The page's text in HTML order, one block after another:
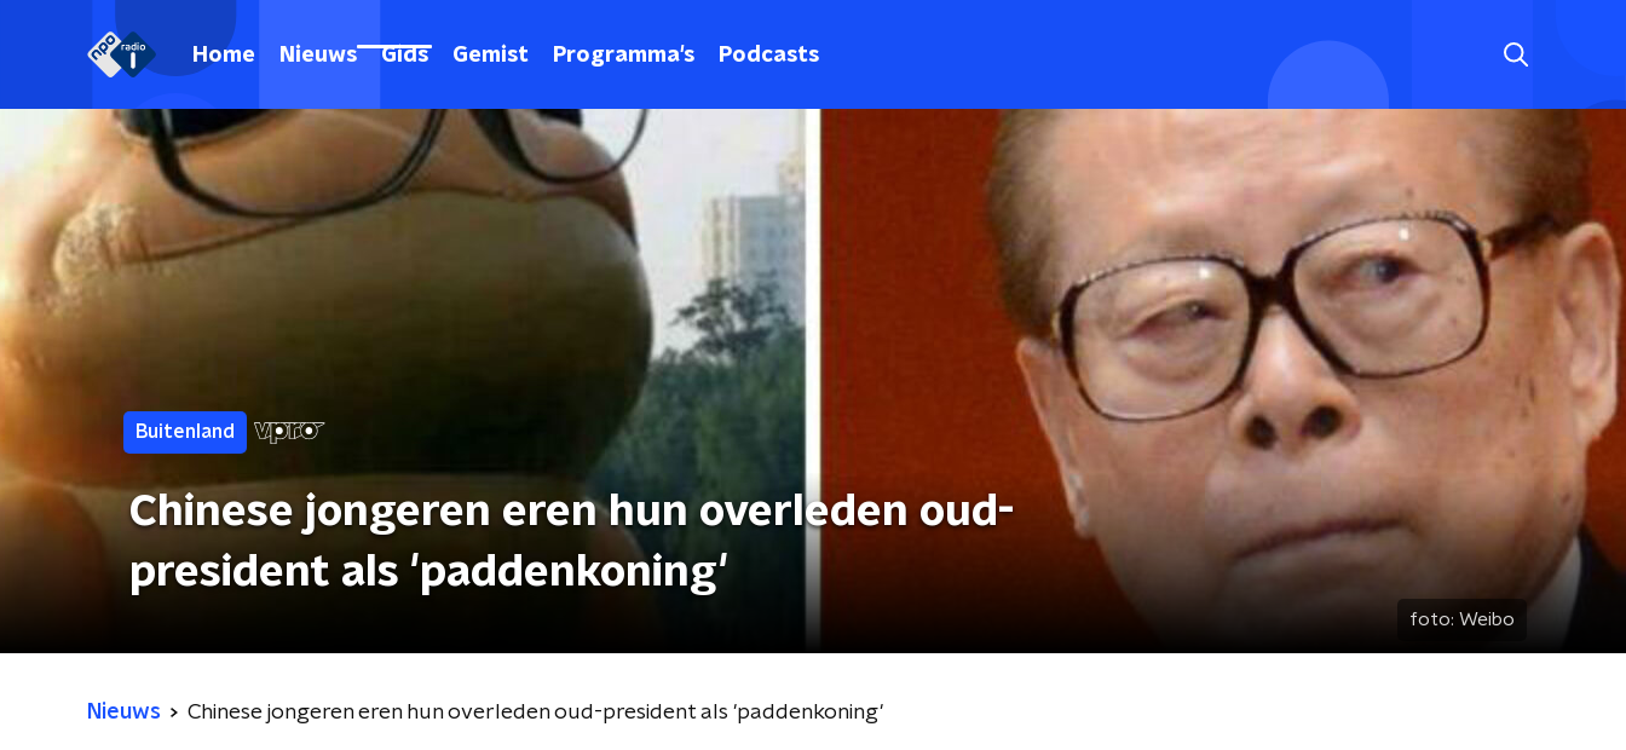
Home Nieuws Gids Gemist Programma's Podcasts
Buitenland
Chinese jongeren eren hun overleden oud-
president als 'paddenkoning'
foto: Weibo
Nieuws Chinese jongeren eren hun overleden oud-president als 'paddenkoning'